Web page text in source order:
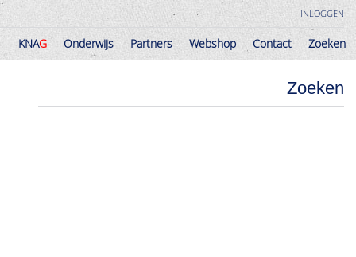
INLOGGEN
KNAG Onderwijs Partners Webshop Contact Zoeken